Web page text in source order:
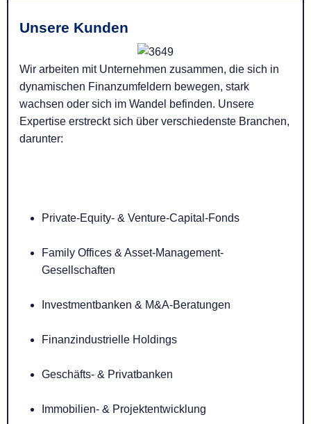
Unsere Kunden
Wir arbeiten mit Unternehmen zusammen, die sich in
dynamischen Finanzumfeldern bewegen, stark
wachsen oder sich im Wandel befinden. Unsere
Expertise erstreckt sich über verschiedenste Branchen,
darunter:
Private-Equity- & Venture-Capital-Fonds
Family Offices & Asset-Management-
Gesellschaften
Investmentbanken & M&A-Beratungen
Finanzindustrielle Holdings
Geschäfts- & Privatbanken
Immobilien- & Projektentwicklung